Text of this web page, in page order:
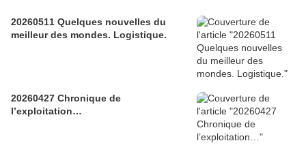
20260511 Quelques nouvelles du
meilleur des mondes. Logistique.
20260427 Chronique de
l’exploitation…